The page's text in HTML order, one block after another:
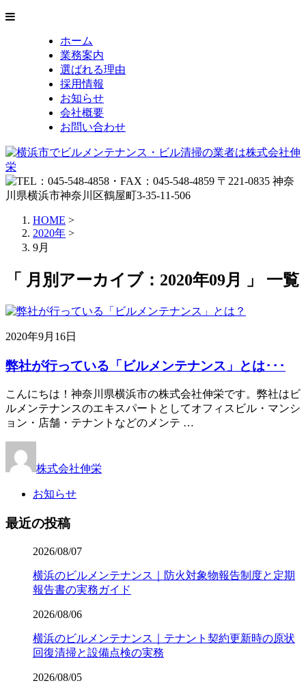
ホーム
業務案内
選ばれる理由
採用情報
お知らせ
会社概要
お問い合わせ
HOME >
2020年 >
9月
「 月別アーカイブ：2020年09月 」 一覧
2020年9月16日
弊社が行っている「ビルメンテナンス」とは･･･
こんにちは！神奈川県横浜市の株式会社伸栄です。弊社はビ
ルメンテナンスのエキスパートとしてオフィスビル・マンシ
ョン・店舗・テナントなどのメンテ …
株式会社伸栄
お知らせ
最近の投稿
2026/08/07
横浜のビルメンテナンス｜防火対象物報告制度と定期
報告書の実務ガイド
2026/08/06
横浜のビルメンテナンス｜テナント契約更新時の原状
回復清掃と設備点検の実務
2026/08/05